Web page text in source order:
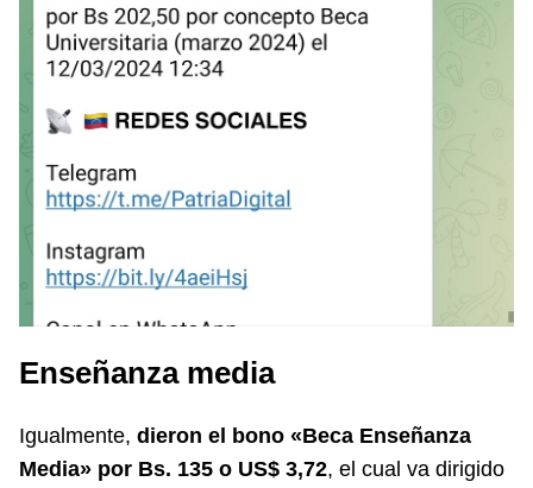
Enseñanza media
Igualmente, dieron el bono «Beca Enseñanza
Media» por Bs. 135 o US$ 3,72, el cual va dirigido